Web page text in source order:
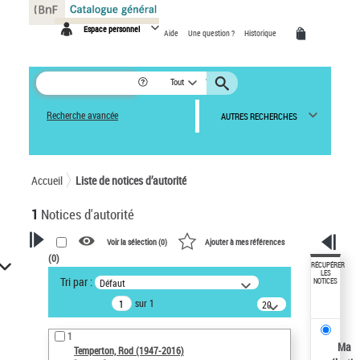
Espace personnel Aide Une question ? Historique
Tout
Recherche avancée AUTRES RECHERCHES
Accueil Liste de notices d’autorité
1 Notices d'autorité
VOTRE RECHERCHE
Recherche avancée dans les
notices d’autorité
Œuvres liées à l'auteur :
Temperton, Rod (1947-2016)
Voir la sélection (0) Ajouter à mes références
(0)
Tri par : Défaut
sur 1
20
résultats/page
1
Temperton, Rod (1947-2016)
RÉCUPÉRER
LES
NOTICES
Ma
Panneau de gestion des cookies